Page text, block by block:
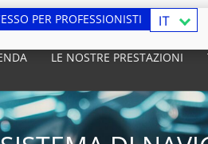
PER PROFESSIONISTI IT
LE NOSTRE PRESTAZIONI